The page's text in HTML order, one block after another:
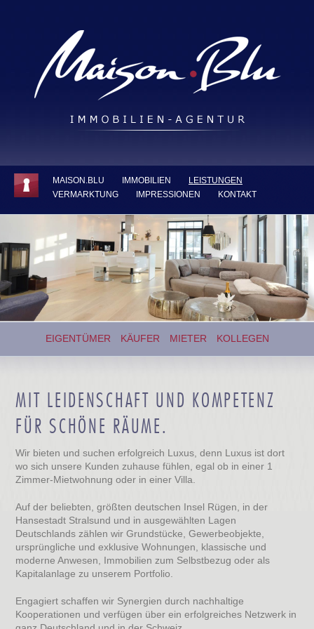
MAISON.BLU IMMOBILIEN
LEISTUNGEN
VERMARKTUNG
IMPRESSIONEN KONTAKT
EIGENTÜMER KÄUFER MIETER KOLLEGEN
MIT LEIDENSCHAFT UND KOMPETENZ
FÜR SCHÖNE RÄUME.
Wir bieten und suchen erfolgreich Luxus, denn Luxus ist dort
wo sich unsere Kunden zuhause fühlen, egal ob in einer 1
Zimmer-Mietwohnung oder in einer Villa.
Auf der beliebten, größten deutschen Insel Rügen, in der
Hansestadt Stralsund und in ausgewählten Lagen
Deutschlands zählen wir Grundstücke, Gewerbeobjekte,
ursprüngliche und exklusive Wohnungen, klassische und
moderne Anwesen, Immobilien zum Selbstbezug oder als
Kapitalanlage zu unserem Portfolio.
Engagiert schaffen wir Synergien durch nachhaltige
Kooperationen und verfügen über ein erfolgreiches Netzwerk in